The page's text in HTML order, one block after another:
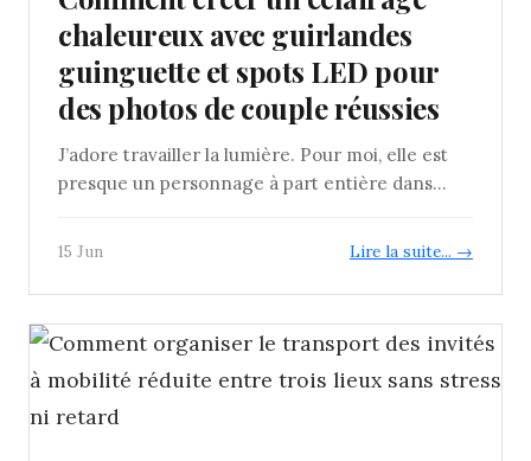
chaleureux avec guirlandes
guinguette et spots LED pour
des photos de couple réussies
J’adore travailler la lumière. Pour moi, elle est
presque un personnage à part entière dans...
15 Jun Lire la suite... →